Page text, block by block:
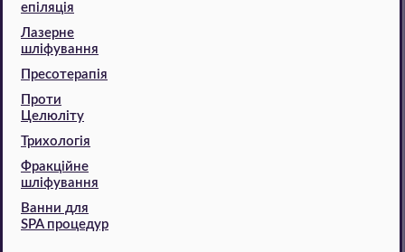
епіляція
Лазерне
шліфування
Пресотерапія
Проти
Целюліту
Трихологія
Фракційне
шліфування
Ванни для
SPA процедур